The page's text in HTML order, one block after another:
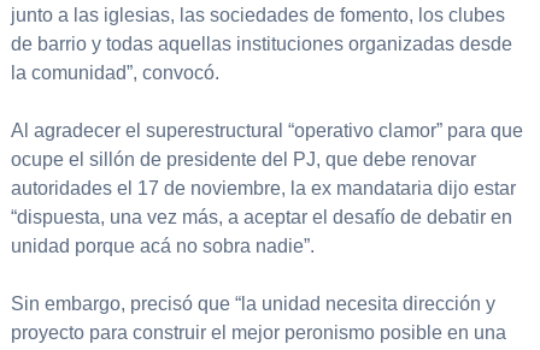
junto a las iglesias, las sociedades de fomento, los clubes
de barrio y todas aquellas instituciones organizadas desde
la comunidad”, convocó.
Al agradecer el superestructural “operativo clamor” para que
ocupe el sillón de presidente del PJ, que debe renovar
autoridades el 17 de noviembre, la ex mandataria dijo estar
“dispuesta, una vez más, a aceptar el desafío de debatir en
unidad porque acá no sobra nadie”.
Sin embargo, precisó que “la unidad necesita dirección y
proyecto para construir el mejor peronismo posible en una